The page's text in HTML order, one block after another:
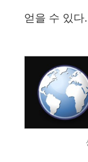
얻을 수 있